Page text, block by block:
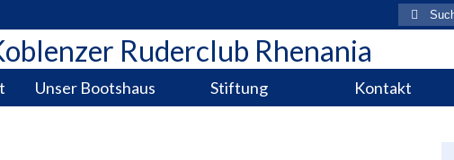
Suchen
nach:
Unser Bootshaus Stiftung Kontakt